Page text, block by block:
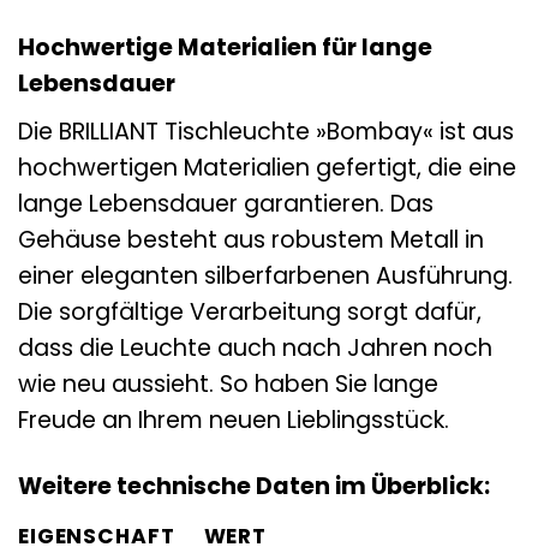
Hochwertige Materialien für lange
Lebensdauer
Die BRILLIANT Tischleuchte »Bombay« ist aus
hochwertigen Materialien gefertigt, die eine
lange Lebensdauer garantieren. Das
Gehäuse besteht aus robustem Metall in
einer eleganten silberfarbenen Ausführung.
Die sorgfältige Verarbeitung sorgt dafür,
dass die Leuchte auch nach Jahren noch
wie neu aussieht. So haben Sie lange
Freude an Ihrem neuen Lieblingsstück.
Weitere technische Daten im Überblick:
EIGENSCHAFT
WERT